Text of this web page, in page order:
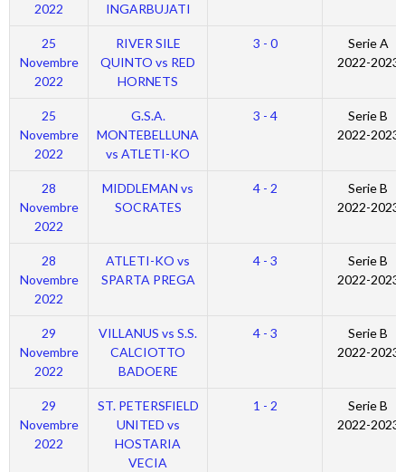
2022
INGARBUJATI
25
Novembre
2022
RIVER SILE
QUINTO vs RED
HORNETS
3 - 0
Serie A
2022-2023
25
Novembre
2022
G.S.A.
MONTEBELLUNA
vs ATLETI-KO
3 - 4
Serie B
2022-2023
28
Novembre
2022
MIDDLEMAN vs
SOCRATES
4 - 2
Serie B
2022-2023
28
Novembre
2022
ATLETI-KO vs
SPARTA PREGA
4 - 3
Serie B
2022-2023
29
Novembre
2022
VILLANUS vs S.S.
CALCIOTTO
BADOERE
4 - 3
Serie B
2022-2023
29
Novembre
2022
ST. PETERSFIELD
UNITED vs
HOSTARIA
VECIA
1 - 2
Serie B
2022-2023